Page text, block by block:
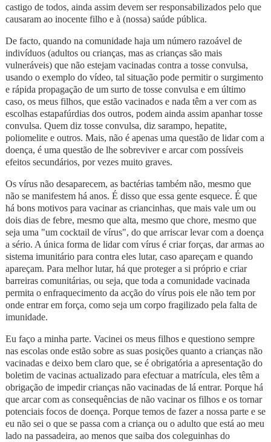
castigo de todos, ainda assim devem ser responsabilizados pelo que
causaram ao inocente filho e à (nossa) saúde pública.
De facto, quando na comunidade haja um número razoável de
indivíduos (adultos ou crianças, mas as crianças são mais
vulneráveis) que não estejam vacinadas contra a tosse convulsa,
usando o exemplo do vídeo, tal situação pode permitir o surgimento
e rápida propagação de um surto de tosse convulsa e em último
caso, os meus filhos, que estão vacinados e nada têm a ver com as
escolhas estapafúrdias dos outros, podem ainda assim apanhar tosse
convulsa. Quem diz tosse convulsa, diz sarampo, hepatite,
poliomelite e outros. Mais, não é apenas uma questão de lidar com a
doença, é uma questão de lhe sobreviver e arcar com possíveis
efeitos secundários, por vezes muito graves.
Os vírus não desaparecem, as bactérias também não, mesmo que
não se manifestem há anos. É disso que essa gente esquece. É que
há bons motivos para vacinar as criancinhas, que mais vale um ou
dois dias de febre, mesmo que alta, mesmo que chore, mesmo que
seja uma "um cocktail de vírus", do que arriscar levar com a doença
a sério. A única forma de lidar com vírus é criar forças, dar armas ao
sistema imunitário para contra eles lutar, caso apareçam e quando
apareçam. Para melhor lutar, há que proteger a si próprio e criar
barreiras comunitárias, ou seja, que toda a comunidade vacinada
permita o enfraquecimento da acção do vírus pois ele não tem por
onde entrar em força, como seja um corpo fragilizado pela falta de
imunidade.
Eu faço a minha parte. Vacinei os meus filhos e questiono sempre
nas escolas onde estão sobre as suas posições quanto a crianças não
vacinadas e deixo bem claro que, se é obrigatória a apresentação do
boletim de vacinas actualizado para efectuar a matrícula, eles têm a
obrigação de impedir crianças não vacinadas de lá entrar. Porque há
que arcar com as consequências de não vacinar os filhos e os tornar
potenciais focos de doença. Porque temos de fazer a nossa parte e se
eu não sei o que se passa com a criança ou o adulto que está ao meu
lado na passadeira, ao menos que saiba dos coleguinhas do